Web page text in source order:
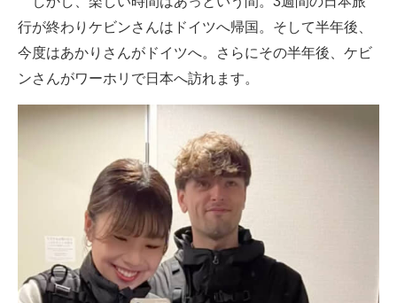
行が終わりケビンさんはドイツへ帰国。そして半年後、
今度はあかりさんがドイツへ。さらにその半年後、ケビ
ンさんがワーホリで日本へ訪れます。